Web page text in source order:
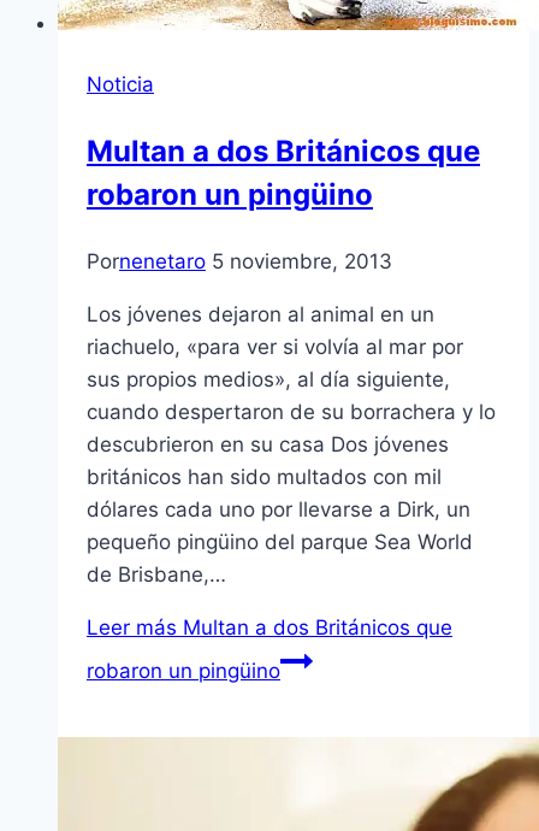
Noticia
Multan a dos Británicos que
robaron un pingüino
Pornenetaro 5 noviembre, 2013
Los jóvenes dejaron al animal en un
riachuelo, «para ver si volvía al mar por
sus propios medios», al día siguiente,
cuando despertaron de su borrachera y lo
descubrieron en su casa Dos jóvenes
británicos han sido multados con mil
dólares cada uno por llevarse a Dirk, un
pequeño pingüino del parque Sea World
de Brisbane,…
Leer más Multan a dos Británicos que
robaron un pingüino